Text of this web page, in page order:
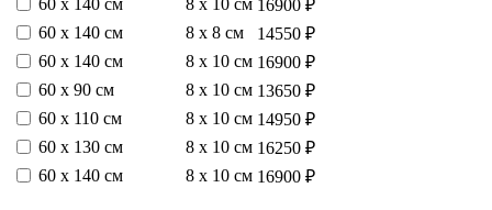
16900 ₽
60 х 140 см
8 х 8 см
14550 ₽
60 х 140 см
8 х 10 см 16900 ₽
60 х 90 см
8 х 10 см 13650 ₽
60 х 110 см
8 х 10 см 14950 ₽
60 х 130 см
8 х 10 см 16250 ₽
60 х 140 см
8 х 10 см 16900 ₽